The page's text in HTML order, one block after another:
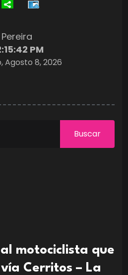
motociclista que
Cerritos – La
Pereira
PM
Agosto 8, 2026
Buscar